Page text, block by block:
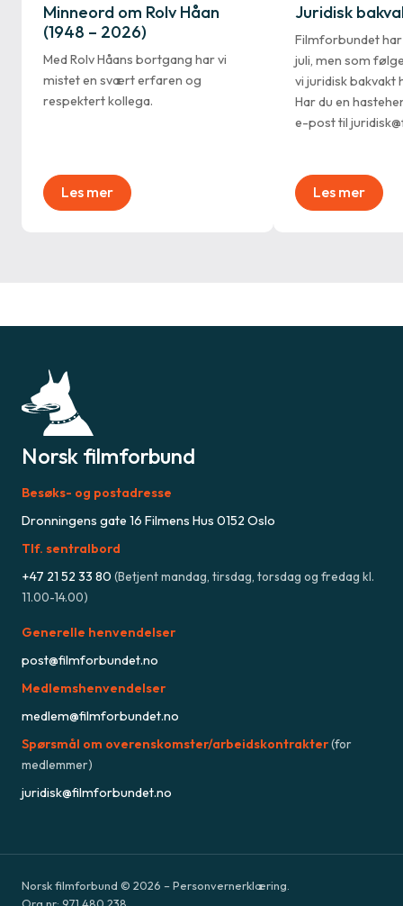
Minneord om Rolv Håan
(1948 – 2026)
Med Rolv Håans bortgang har vi
mistet en svært erfaren og
respektert kollega.
Les mer
Juridisk
Filmforbundet
juli, men som
vi juridisk bakvakt
Har du en
e-post til
Les mer
Norsk filmforbund
Besøks- og postadresse
Dronningens gate 16 Filmens Hus 0152 Oslo
Tlf. sentralbord
+47 21 52 33 80 (Betjent mandag, tirsdag, torsdag og fredag kl.
11.00-14.00)
Generelle henvendelser
post@filmforbundet.no
Medlemshenvendelser
medlem@filmforbundet.no
Spørsmål om overenskomster/arbeidskontrakter(for
medlemmer)
juridisk@filmforbundet.no
Norsk filmforbund © 2026 –Personvernerklæring.